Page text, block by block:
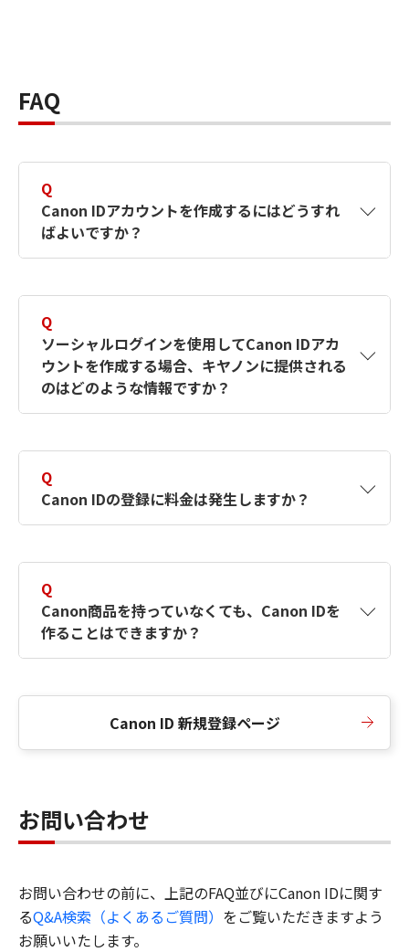
FAQ
Q
Canon IDアカウントを作成するにはどうすれ
ばよいですか？
す。詳しい作成方法は【カメラ】Canon IDとは
何ですか？Canon IDの作成方法は？をご確認く
ださい。
Q
ソーシャルログインを使用してCanon IDアカ
ウントを作成する場合、キヤノンに提供される
のはどのような情報ですか？
択したサービスから取得します。アカウントを
簡単に作成できるように、この情報を使用して
Canon IDの登録フォームを入力します。
Q
Canon IDの登録に料金は発生しますか？
Q
Canon商品を持っていなくても、Canon IDを
作ることはできますか？
Canon ID 新規登録ページ
お問い合わせ
お問い合わせの前に、上記のFAQ並びにCanon IDに関す
るQ&A検索（よくあるご質問） をご覧いただきますよう
お願いいたします。